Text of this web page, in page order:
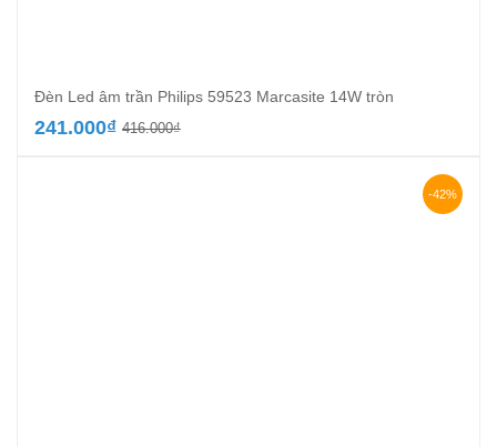
Đèn Led âm trần Philips 59523 Marcasite 14W tròn
416.000₫Giá
241.000₫
Giá
-42%